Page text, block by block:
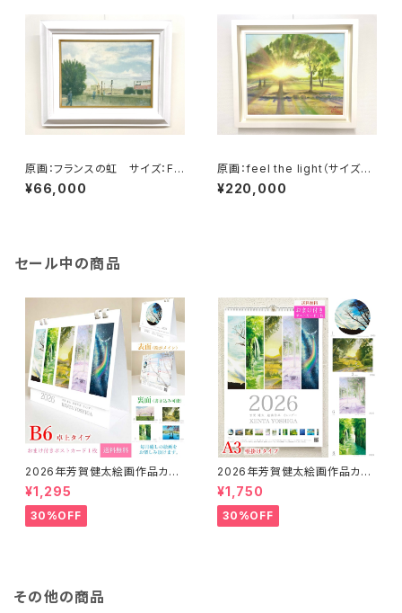
原画：フランスの虹 サイズ：F4
号・(よこ333 × たて242mm ）
¥66,000
原画：feel the light（サイズ：F
8号（額縁含む縦450mm×横5
60mm×奥行45mm））
¥220,000
セール中の商品
2026年芳賀健太絵画作品カレ
ンダー（卓上タイプB6）※おまけ
のポストカード付き
¥1,295
30%OFF
2026年芳賀健太絵画作品カレ
ンダー（壁掛けA3）※おまけの
ポストカード付き
¥1,750
30%OFF
その他の商品